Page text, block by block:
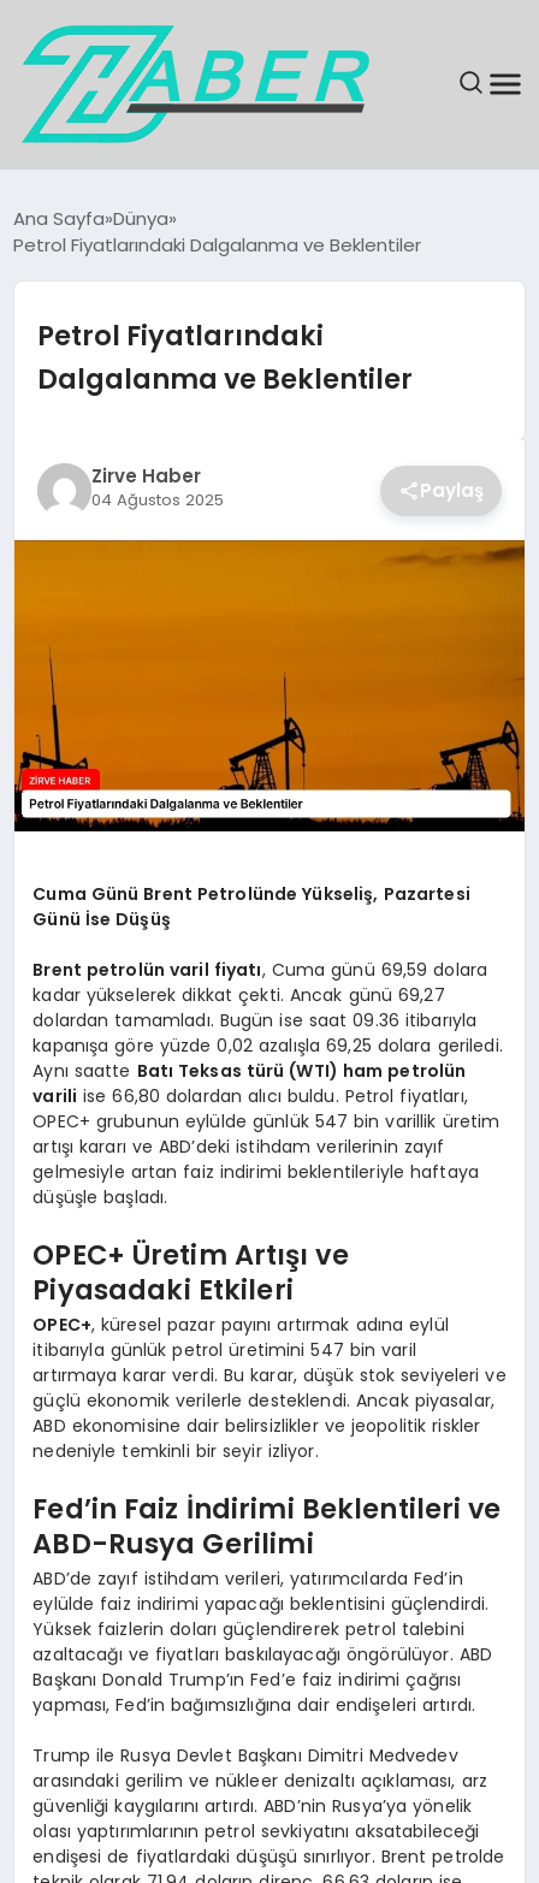
GÜNDEM
EKONOMI
MAGAZIN
KÜLTÜR & SANAT
TEKNOLOJI
Ana Sayfa Dünya
Petrol Fiyatlarındaki Dalgalanma ve Beklentiler
Petrol Fiyatlarındaki
Dalgalanma ve Beklentiler
Zirve Haber
04 Ağustos 2025 Paylaş
Cuma Günü Brent Petrolünde Yükseliş, Pazartesi
Günü İse Düşüş
Brent petrolün varil fiyatı, Cuma günü 69,59 dolara
kadar yükselerek dikkat çekti. Ancak günü 69,27
dolardan tamamladı. Bugün ise saat 09.36 itibarıyla
kapanışa göre yüzde 0,02 azalışla 69,25 dolara geriledi.
Aynı saatte Batı Teksas türü (WTI) ham petrolün
varili ise 66,80 dolardan alıcı buldu. Petrol fiyatları,
OPEC+ grubunun eylülde günlük 547 bin varillik üretim
artışı kararı ve ABD’deki istihdam verilerinin zayıf
gelmesiyle artan faiz indirimi beklentileriyle haftaya
düşüşle başladı.
OPEC+ Üretim Artışı ve
Piyasadaki Etkileri
OPEC+, küresel pazar payını artırmak adına eylül
itibarıyla günlük petrol üretimini 547 bin varil
artırmaya karar verdi. Bu karar, düşük stok seviyeleri ve
güçlü ekonomik verilerle desteklendi. Ancak piyasalar,
ABD ekonomisine dair belirsizlikler ve jeopolitik riskler
nedeniyle temkinli bir seyir izliyor.
Fed’in Faiz İndirimi Beklentileri ve
ABD-Rusya Gerilimi
ABD’de zayıf istihdam verileri, yatırımcılarda Fed’in
eylülde faiz indirimi yapacağı beklentisini güçlendirdi.
Yüksek faizlerin doları güçlendirerek petrol talebini
azaltacağı ve fiyatları baskılayacağı öngörülüyor. ABD
Başkanı Donald Trump’ın Fed’e faiz indirimi çağrısı
yapması, Fed’in bağımsızlığına dair endişeleri artırdı.
Trump ile Rusya Devlet Başkanı Dimitri Medvedev
arasındaki gerilim ve nükleer denizaltı açıklaması, arz
güvenliği kaygılarını artırdı. ABD’nin Rusya’ya yönelik
olası yaptırımlarının petrol sevkiyatını aksatabileceği
endişesi de fiyatlardaki düşüşü sınırlıyor. Brent petrolde